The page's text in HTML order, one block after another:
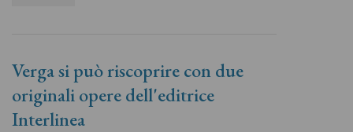
Verga si può riscoprire con due
originali opere dell'editrice
Interlinea